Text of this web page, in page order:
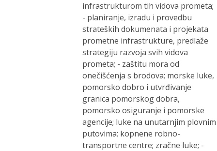
infrastrukturom tih vidova prometa;
- planiranje, izradu i provedbu
strateških dokumenata i projekata
prometne infrastrukture, predlaže
strategiju razvoja svih vidova
prometa; - zaštitu mora od
onečišćenja s brodova; morske luke,
pomorsko dobro i utvrđivanje
granica pomorskog dobra,
pomorsko osiguranje i pomorske
agencije; luke na unutarnjim plovnim
putovima; kopnene robno-
transportne centre; zračne luke; -